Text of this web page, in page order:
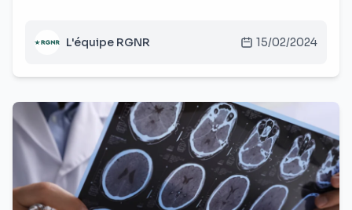
L'équipe RGNR 15/02/2024